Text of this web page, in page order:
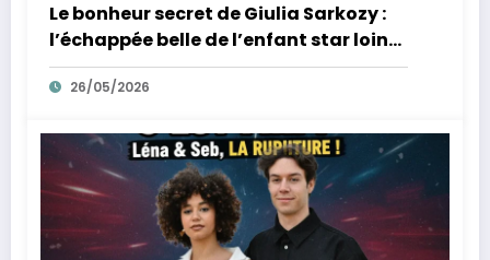
Le bonheur secret de Giulia Sarkozy :
l’échappée belle de l’enfant star loin
des tumultes familiaux.
26/05/2026